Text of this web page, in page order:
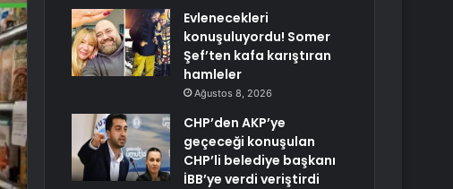
Evlenecekleri
konuşuluyordu! Somer
Şef’ten kafa karıştıran
hamleler
Ağustos 8, 2026
CHP’den AKP’ye
geçeceği konuşulan
CHP’li belediye başkanı
İBB’ye verdi veriştirdi